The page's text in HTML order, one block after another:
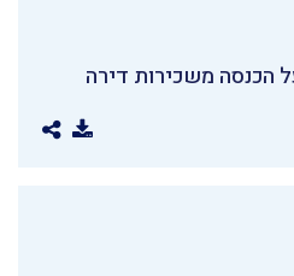
הכנסה משכירות דירה